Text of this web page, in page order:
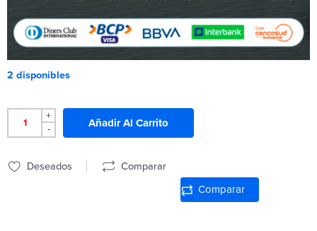
2 disponibles
+
-
Añadir Al Carrito
Deseados Comparar
Comparar